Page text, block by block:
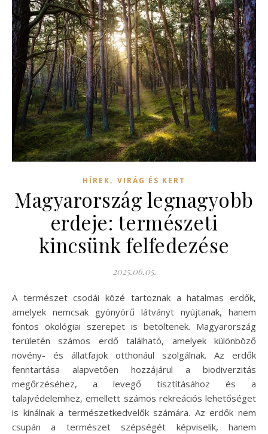
HÍREK, VIRÁG ÉS KERT
Magyarország legnagyobb
erdeje: természeti
kincsünk felfedezése
2025.06.05.
A természet csodái közé tartoznak a hatalmas erdők,
amelyek nemcsak gyönyörű látványt nyújtanak, hanem
fontos ökológiai szerepet is betöltenek. Magyarország
területén számos erdő található, amelyek különböző
növény- és állatfajok otthonául szolgálnak. Az erdők
fenntartása alapvetően hozzájárul a biodiverzitás
megőrzéséhez, a levegő tisztításához és a
talajvédelemhez, emellett számos rekreációs lehetőséget
is kínálnak a természetkedvelők számára. Az erdők nem
csupán a természet szépségét képviselik, hanem